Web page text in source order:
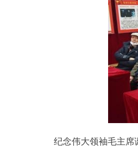
纪念伟大领袖毛主席